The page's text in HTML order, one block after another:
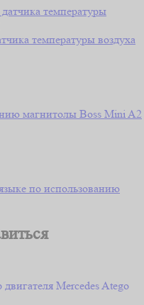
температуры воздуха
магнитолы Boss Mini A2
по использованию